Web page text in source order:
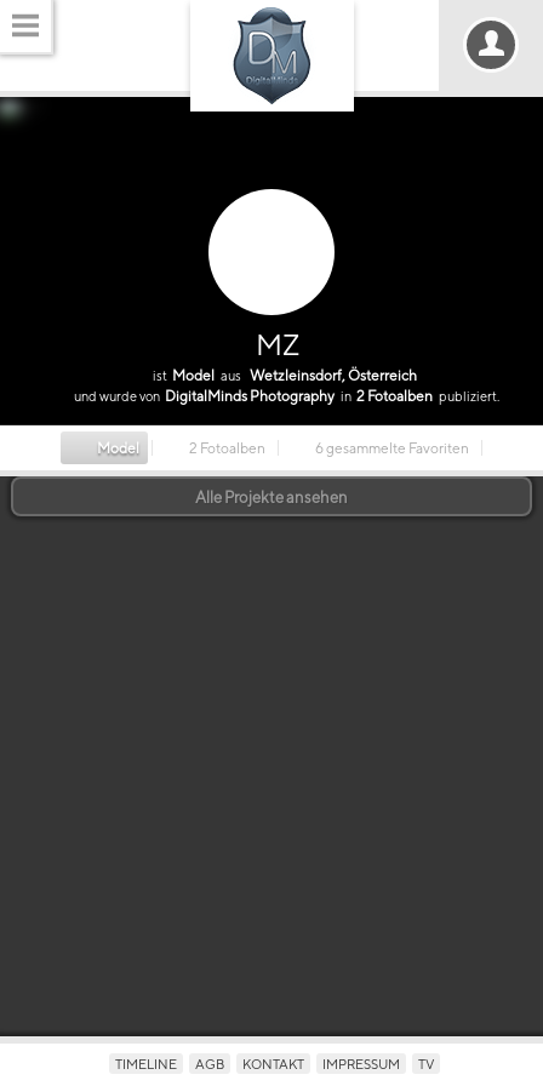
MZ
ist Model aus Wetzleinsdorf, Österreich
und wurde von DigitalMinds Photography in 2 Fotoalben publiziert.
Model 2 Fotoalben 6 gesammelte Favoriten
Alle Projekte ansehen
TIMELINE AGB KONTAKT IMPRESSUM TV